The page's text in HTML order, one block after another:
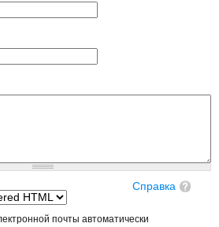
Справка
почты автоматически